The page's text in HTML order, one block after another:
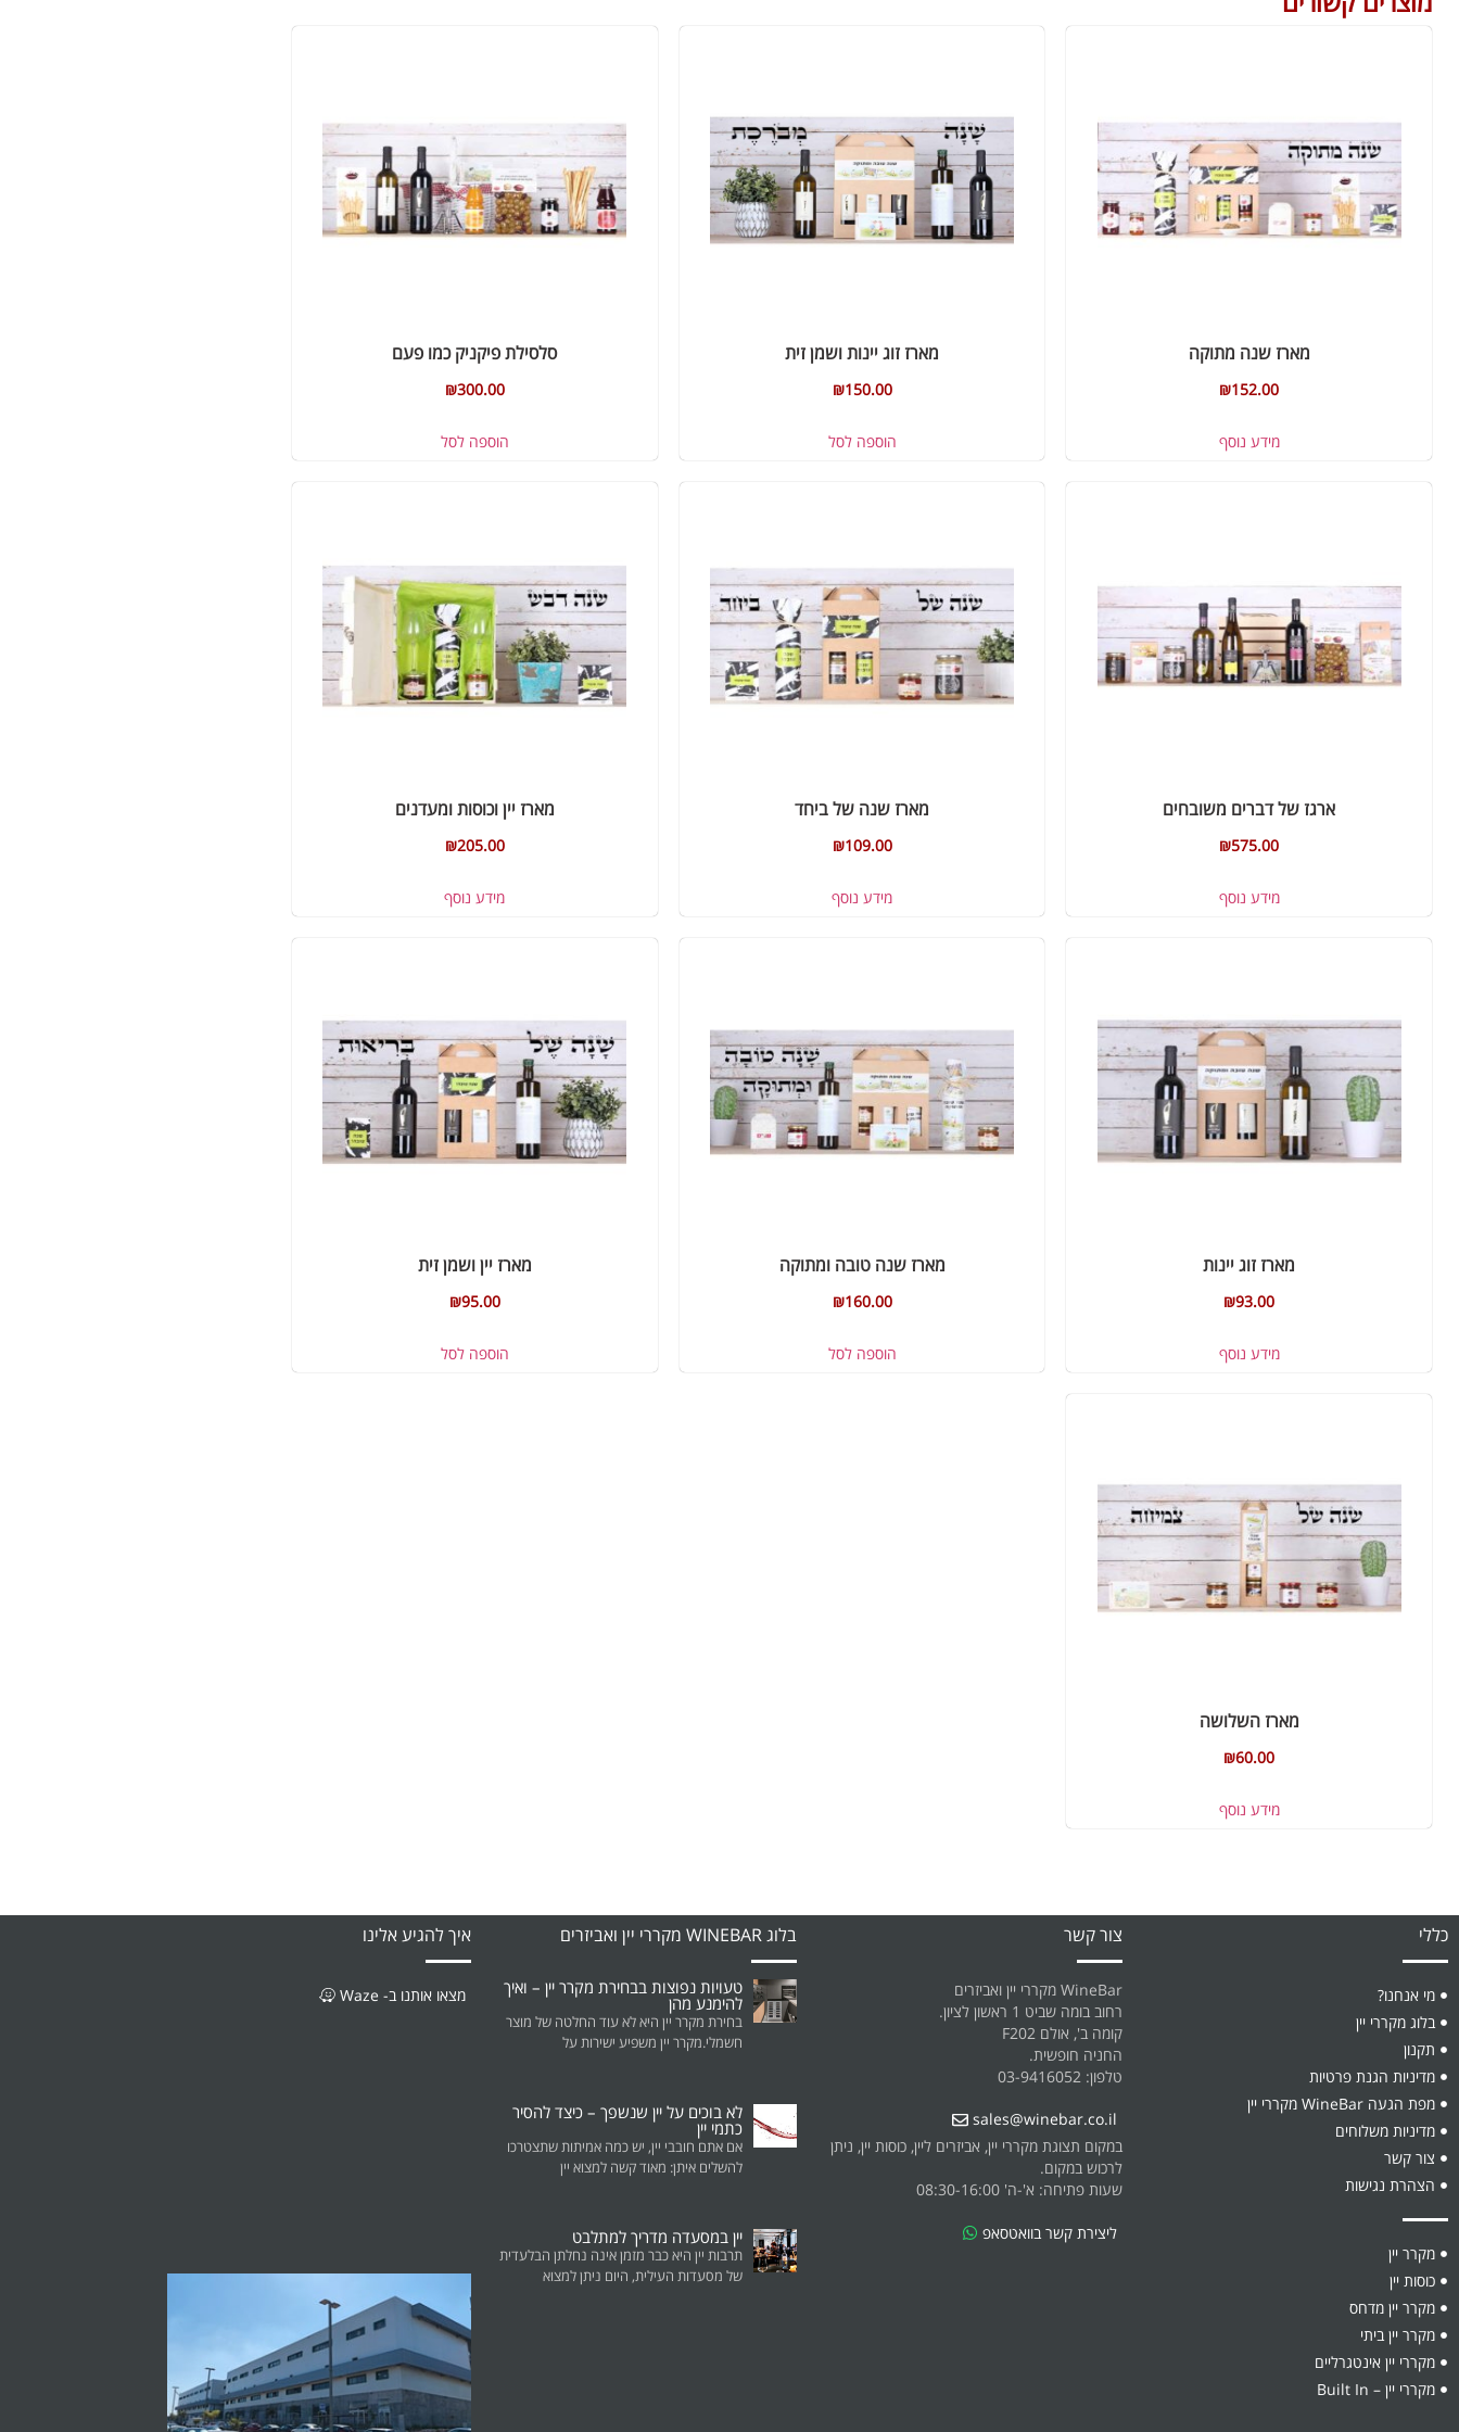
מארז שנה מתוקה
₪152.00
מידע נוסף
מארז זוג יינות ושמן זית
₪150.00
הוספה לסל
סלסילת פיקניק כמו פעם
₪300.00
הוספה לסל
ארגז של דברים משובחים
₪575.00
מידע נוסף
מארז שנה של ביחד
₪109.00
מידע נוסף
מארז יין וכוסות ומעדנים
₪205.00
מידע נוסף
מארז זוג יינות
₪93.00
מידע נוסף
מארז שנה טובה ומתוקה
₪160.00
הוספה לסל
מארז יין ושמן זית
₪95.00
הוספה לסל
מארז השלושה
₪60.00
מידע נוסף
כללי
מי אנחנו?
בלוג מקררי יין
תקנון
מדיניות הגנת פרטיות
מפת הגעה WineBar מקררי יין
מדיניות משלוחים
צור קשר
הצהרת נגישות
מקרר יין
כוסות יין
מקרר יין מדחס
מקרר יין ביתי
מקררי יין אינטגרליים
מקררי יין – Built In
צור קשר
WineBar מקררי יין ואביזרים
רחוב בומה שביט 1 ראשון לציון.
קומה ב', אולם F202
החניה חופשית.
טלפון: 03-9416052
sales@winebar.co.il
במקום תצוגת מקררי יין, אביזרים ליין, כוסות יין, ניתן
לרכוש במקום.
שעות פתיחה: א'-ה' 08:30-16:00
ליצירת קשר בוואטסאפ
בלוג WINEBAR מקררי יין ואביזרים
טעויות נפוצות בבחירת מקרר יין – ואיך
להימנע מהן
בחירת מקרר יין היא לא עוד החלטה של מוצר
חשמלי.מקרר יין משפיע ישירות על
לא בוכים על יין שנשפך – כיצד להסיר
כתמי יין
אם אתם חובבי יין, יש כמה אמיתות שתצטרכו
להשלים איתן: מאוד קשה למצוא יין
יין במסעדה מדריך למתלבט
תרבות יין היא כבר מזמן אינה נחלתן הבלעדית
של מסעדות העילית, היום ניתן למצוא
איך להגיע אלינו
מצאו אותנו ב- Waze